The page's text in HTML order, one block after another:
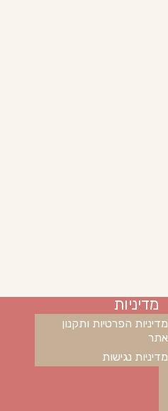
מדיניות
מדיניות הפרטיות ותקנון
אתר
מדיניות נגישות